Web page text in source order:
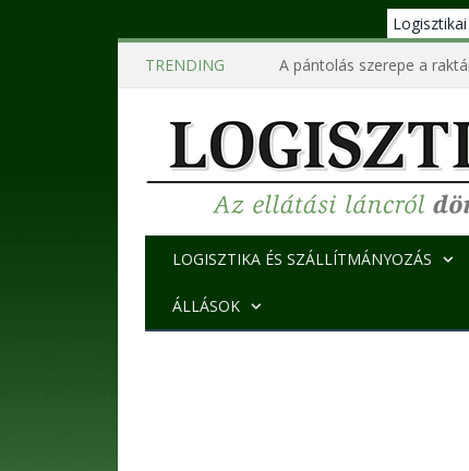
TRENDING
A pántolás szerepe a
LOGISZTIKA ÉS SZÁLLÍTMÁNYOZÁS
ÁLLÁSOK